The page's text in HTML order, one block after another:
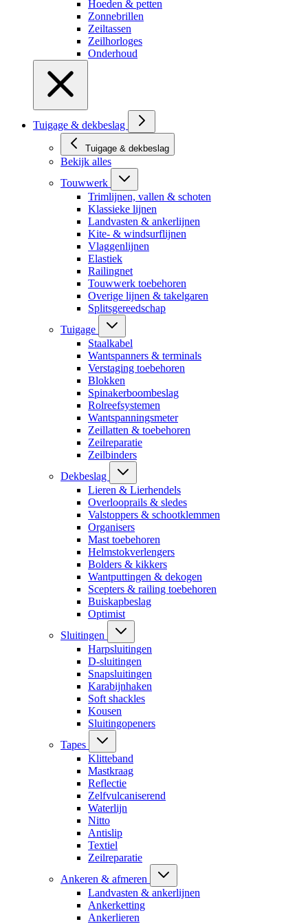
Hoeden & petten
Zonnebrillen
Zeiltassen
Zeilhorloges
Onderhoud
Tuigage & dekbeslag
Tuigage & dekbeslag
Bekijk alles
Touwwerk
Trimlijnen, vallen & schoten
Klassieke lijnen
Landvasten & ankerlijnen
Kite- & windsurflijnen
Vlaggenlijnen
Elastiek
Railingnet
Touwwerk toebehoren
Overige lijnen & takelgaren
Splitsgereedschap
Tuigage
Staalkabel
Wantspanners & terminals
Verstaging toebehoren
Blokken
Spinakerboombeslag
Rolreefsystemen
Wantspanningsmeter
Zeillatten & toebehoren
Zeilreparatie
Zeilbinders
Dekbeslag
Lieren & Lierhendels
Overlooprails & sledes
Valstoppers & schootklemmen
Organisers
Mast toebehoren
Helmstokverlengers
Bolders & kikkers
Wantputtingen & dekogen
Scepters & railing toebehoren
Buiskapbeslag
Optimist
Sluitingen
Harpsluitingen
D-sluitingen
Snapsluitingen
Karabijnhaken
Soft shackles
Kousen
Sluitingopeners
Tapes
Klitteband
Mastkraag
Reflectie
Zelfvulcaniserend
Waterlijn
Nitto
Antislip
Textiel
Zeilreparatie
Ankeren & afmeren
Landvasten & ankerlijnen
Ankerketting
Ankerlieren